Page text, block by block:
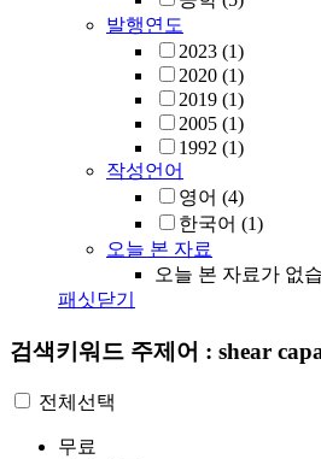
발행연도
2023 (1)
2020 (1)
2019 (1)
2005 (1)
1992 (1)
작성언어
영어 (4)
한국어 (1)
오늘 본 자료
오늘 본 자료가 없
패싯닫기
검색키워드 주제어 : shear
전체선택
무료